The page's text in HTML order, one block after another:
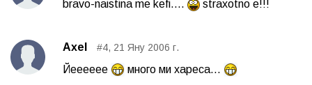
bravo-naistina me kefi.... straxotno e!!!
Axel #4, 21 Яну 2006 г.
Йееееее много ми хареса...